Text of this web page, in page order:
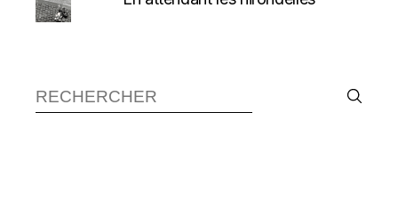
Recherche :